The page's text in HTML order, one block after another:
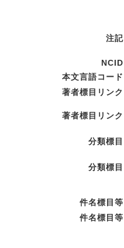
注記
NCID
本文言語コード
著者標目リンク
著者標目リンク
分類標目
分類標目
件名標目等
件名標目等